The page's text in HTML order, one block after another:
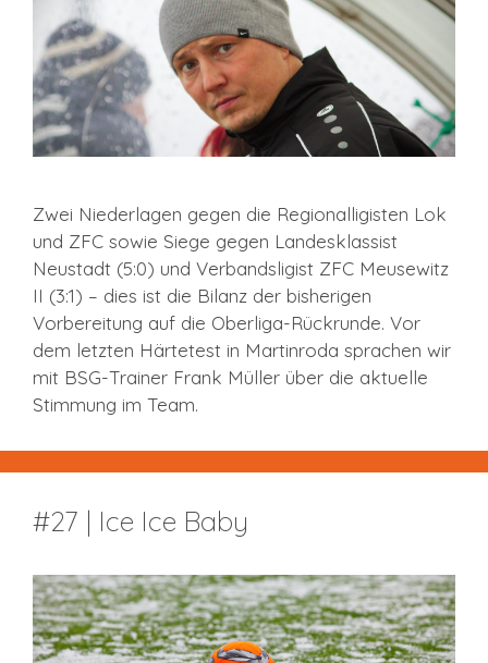
Zwei Niederlagen gegen die Regionalligisten Lok
und ZFC sowie Siege gegen Landesklassist
Neustadt (5:0) und Verbandsligist ZFC Meusewitz
II (3:1) – dies ist die Bilanz der bisherigen
Vorbereitung auf die Oberliga-Rückrunde. Vor
dem letzten Härtetest in Martinroda sprachen wir
mit BSG-Trainer Frank Müller über die aktuelle
Stimmung im Team.
#27 | Ice Ice Baby